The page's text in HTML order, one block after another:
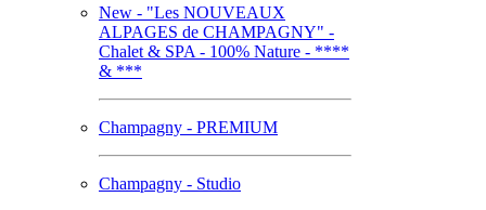
New - "Les NOUVEAUX
ALPAGES de CHAMPAGNY" -
Chalet & SPA - 100% Nature - ****
& ***
Champagny - PREMIUM
Champagny - Studio